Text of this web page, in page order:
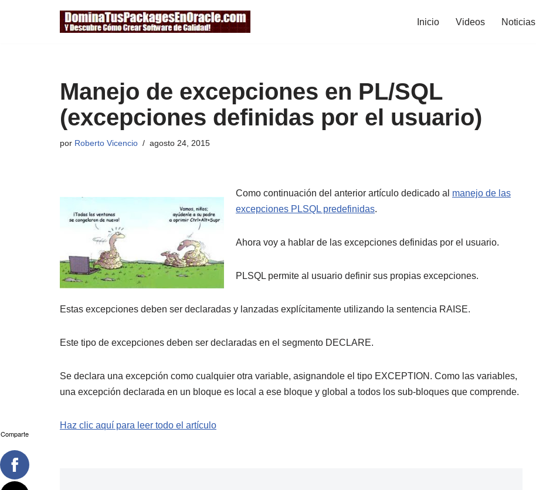
Inicio Videos Noticias
Manejo de excepciones en PL/SQL
(excepciones definidas por el usuario)
por Roberto Vicencio agosto 24, 2015
Como continuación del anterior artículo dedicado al manejo de las
excepciones PLSQL predefinidas.
Ahora voy a hablar de las excepciones definidas por el usuario.
PLSQL permite al usuario definir sus propias excepciones.
Estas excepciones deben ser declaradas y lanzadas explícitamente utilizando la sentencia RAISE.
Este tipo de excepciones deben ser declaradas en el segmento DECLARE.
Se declara una excepción como cualquier otra variable, asignandole el tipo EXCEPTION. Como las variables,
una excepción declarada en un bloque es local a ese bloque y global a todos los sub-bloques que comprende.
Haz clic aquí para leer todo el artículo
Comparte